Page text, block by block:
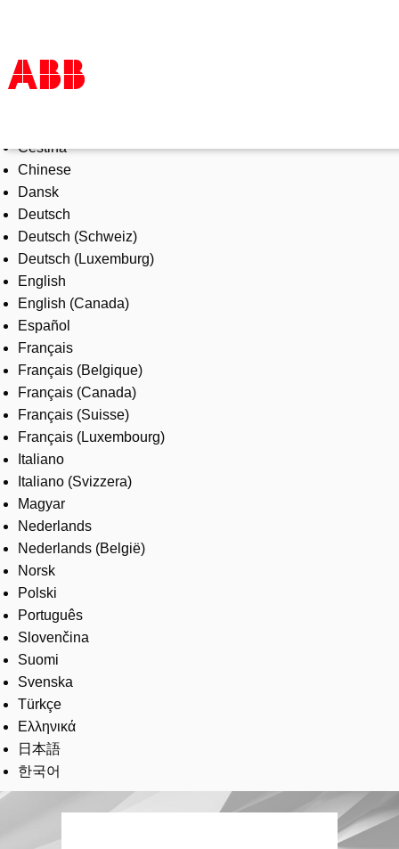
Products & Solutions
Industries
Services
About us
Where to buy
Contact us
Careers
Čeština
Chinese
Dansk
Deutsch
Deutsch (Schweiz)
Deutsch (Luxemburg)
English
English (Canada)
Español
Français
Français (Belgique)
Français (Canada)
Français (Suisse)
Français (Luxembourg)
Italiano
Italiano (Svizzera)
Magyar
Nederlands
Nederlands (België)
Norsk
Polski
Português
Slovenčina
Suomi
Svenska
Türkçe
Ελληνικά
日本語
한국어